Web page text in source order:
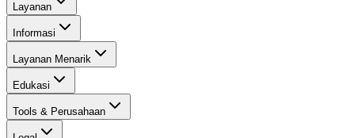
Layanan
Informasi
Layanan Menarik
Edukasi
Tools & Perusahaan